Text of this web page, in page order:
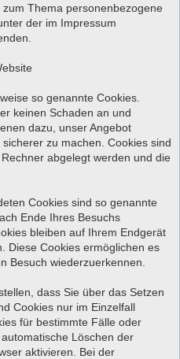
Thema personenbezogene
der im Impressum
so genannte Cookies.
keinen Schaden an und
dazu, unser Angebot
zu machen. Cookies sind
abgelegt werden und die
Cookies sind so genannte
Ende Ihres Besuchs
bleiben auf Ihrem Endgerät
Diese Cookies ermöglichen es
Besuch wiederzuerkennen.
dass Sie über das Setzen
Cookies nur im Einzelfall
für bestimmte Fälle oder
Löschen der
aktivieren. Bei der